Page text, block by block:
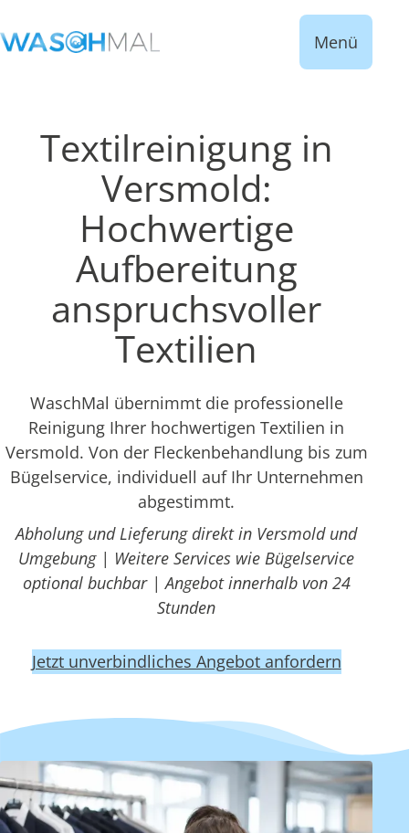
Menü
Textilreinigung in
Versmold:
Hochwertige
Aufbereitung
anspruchsvoller
Textilien
WaschMal übernimmt die professionelle
Reinigung Ihrer hochwertigen Textilien in
Versmold. Von der Fleckenbehandlung bis zum
Bügelservice, individuell auf Ihr Unternehmen
abgestimmt.
Abholung und Lieferung direkt in Versmold und
Umgebung | Weitere Services wie Bügelservice
optional buchbar | Angebot innerhalb von 24
Stunden
Jetzt unverbindliches Angebot anfordern